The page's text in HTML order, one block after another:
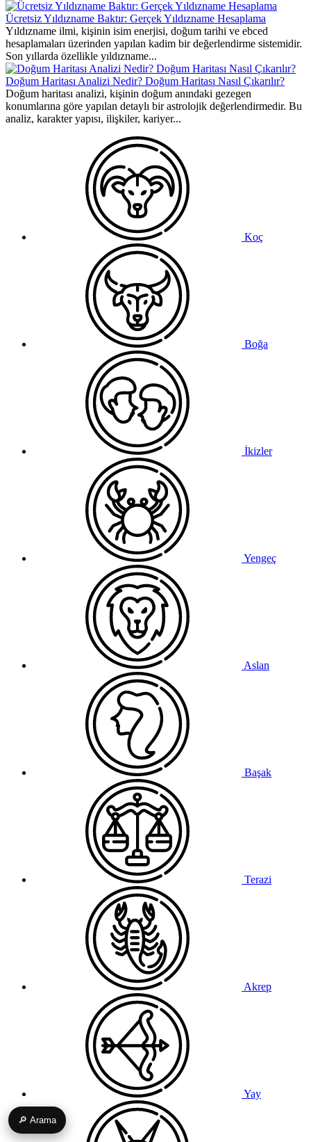
Ücretsiz Yıldızname Baktır: Gerçek Yıldızname Hesaplama
Yıldızname ilmi, kişinin isim enerjisi, doğum tarihi ve ebced
hesaplamaları üzerinden yapılan kadim bir değerlendirme sistemidir.
Son yıllarda özellikle yıldızname...
Doğum Haritası Analizi Nedir? Doğum Haritası Nasıl Çıkarılır?
Doğum haritası analizi, kişinin doğum anındaki gezegen
konumlarına göre yapılan detaylı bir astrolojik değerlendirmedir. Bu
analiz, karakter yapısı, ilişkiler, kariyer...
Koç
Boğa
İkizler
Yengeç
Aslan
Başak
Terazi
Akrep
Yay
🔎 Arama